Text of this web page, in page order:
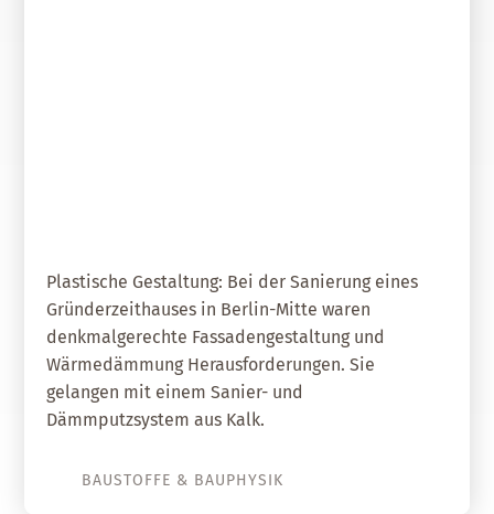
Plastische Gestaltung: Bei der Sanierung eines
Gründerzeithauses in Berlin-Mitte waren
denkmalgerechte Fassadengestaltung und
Wärmedämmung Herausforderungen. Sie
gelangen mit einem Sanier- und
Dämmputzsystem aus Kalk.
BAUSTOFFE & BAUPHYSIK